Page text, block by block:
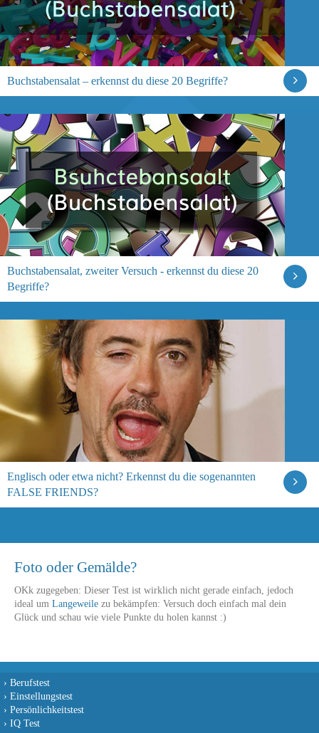
Buchstabensalat – erkennst du diese 20 Begriffe?
Buchstabensalat, zweiter Versuch - erkennst du diese 20
Begriffe?
Englisch oder etwa nicht? Erkennst du die sogenannten
FALSE FRIENDS?
Foto oder Gemälde?
OKk zugegeben: Dieser Test ist wirklich nicht gerade einfach, jedoch
ideal um Langeweile zu bekämpfen: Versuch doch einfach mal dein
Glück und schau wie viele Punkte du holen kannst :)
› Berufstest
› Einstellungstest
› Persönlichkeitstest
› IQ Test